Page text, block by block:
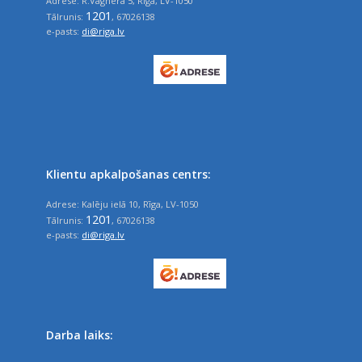
Tālrunis: 1201 , 67026138
e-pasts: di@riga.lv
Klientu apkalpošanas centrs:
Adrese: Kalēju ielā 10, Rīga, LV-1050
Tālrunis: 1201, 67026138
e-pasts: di@riga.lv
Darba laiks: